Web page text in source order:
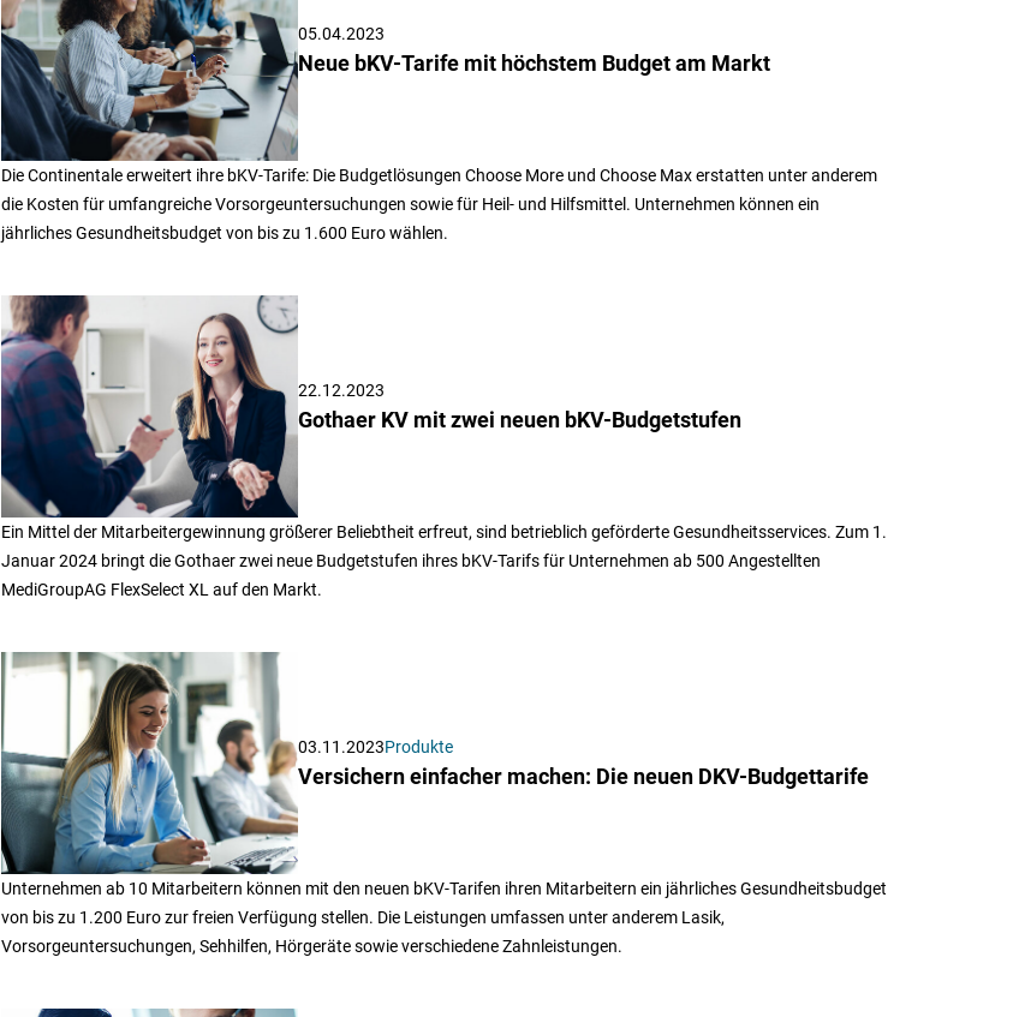
05.04.2023
Neue bKV-Tarife mit höchstem Budget am Markt
Die Continentale erweitert ihre bKV-Tarife: Die Budgetlösungen Choose More und Choose Max erstatten unter anderem
die Kosten für umfangreiche Vorsorgeuntersuchungen sowie für Heil- und Hilfsmittel. Unternehmen können ein
jährliches Gesundheitsbudget von bis zu 1.600 Euro wählen.
22.12.2023
Gothaer KV mit zwei neuen bKV-Budgetstufen
Ein Mittel der Mitarbeitergewinnung größerer Beliebtheit erfreut, sind betrieblich geförderte Gesundheitsservices. Zum 1.
Januar 2024 bringt die Gothaer zwei neue Budgetstufen ihres bKV-Tarifs für Unternehmen ab 500 Angestellten
MediGroupAG FlexSelect XL auf den Markt.
03.11.2023Produkte
Versichern einfacher machen: Die neuen DKV-Budgettarife
Unternehmen ab 10 Mitarbeitern können mit den neuen bKV-Tarifen ihren Mitarbeitern ein jährliches Gesundheitsbudget
von bis zu 1.200 Euro zur freien Verfügung stellen. Die Leistungen umfassen unter anderem Lasik,
Vorsorgeuntersuchungen, Sehhilfen, Hörgeräte sowie verschiedene Zahnleistungen.